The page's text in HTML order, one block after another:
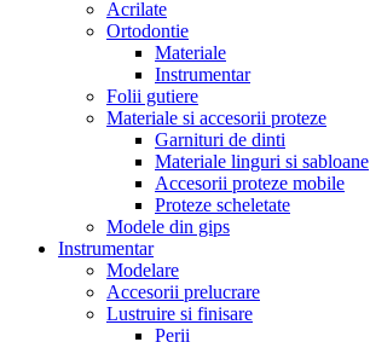
Acrilate
Ortodontie
Materiale
Instrumentar
Folii gutiere
Materiale si accesorii proteze
Garnituri de dinti
Materiale linguri si sabloane
Accesorii proteze mobile
Proteze scheletate
Modele din gips
Instrumentar
Modelare
Accesorii prelucrare
Lustruire si finisare
Perii